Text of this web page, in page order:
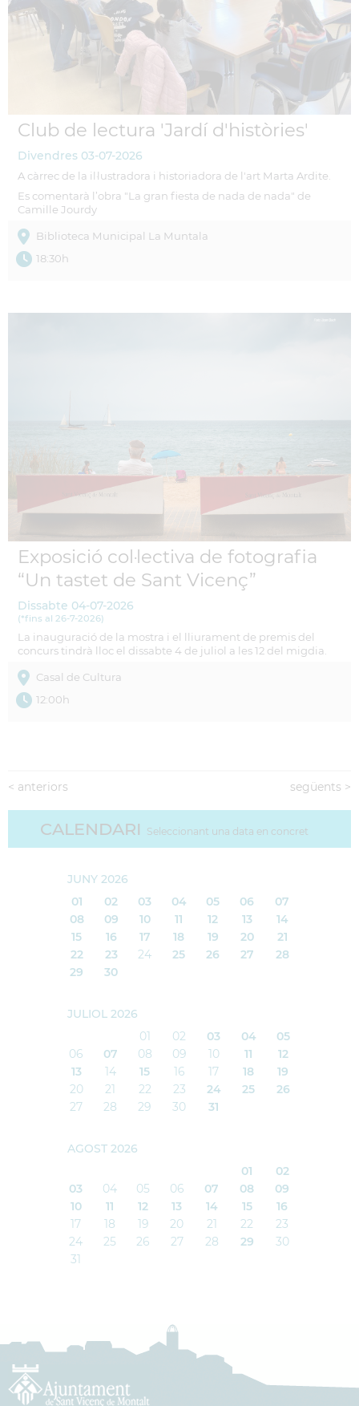
Club de lectura 'Jardí d'històries'
Divendres 03-07-2026
A càrrec de la il·lustradora i historiadora de l'art Marta Ardite.
Es comentarà l’obra "La gran fiesta de nada de nada" de
Camille Jourdy
Biblioteca Municipal La Muntala
18:30h
Exposició col·lectiva de fotografia
“Un tastet de Sant Vicenç”
Dissabte 04-07-2026
(*fins al 26-7-2026)
La inauguració de la mostra i el lliurament de premis del
concurs tindrà lloc el dissabte 4 de juliol a les 12 del migdia.
Casal de Cultura
12:00h
< anteriors següents >
CALENDARI Seleccionant una data en concret
JUNY 2026
01
02 03 04 05 06
07
08
09 10 11 12 13
14
15
16 17 18 19 20
21
22
23 24 25 26 27
28
29
30
JULIOL 2026
01
02 03 04
05
06
07 08 09 10 11
12
13
14 15 16 17 18
19
20
21 22 23 24 25
26
27
28 29 30 31
AGOST 2026
01
02
03
04 05 06 07 08
09
10
11 12 13 14 15
16
17
18 19 20 21 22
23
24
25 26 27 28 29
30
31